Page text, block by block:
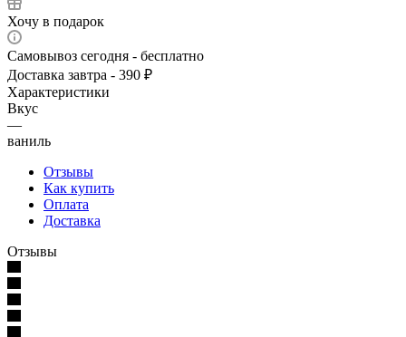
Хочу в подарок
Самовывоз сегодня - бесплатно
Доставка завтра - 390 ₽
Характеристики
Вкус
—
ваниль
Отзывы
Как купить
Оплата
Доставка
Отзывы